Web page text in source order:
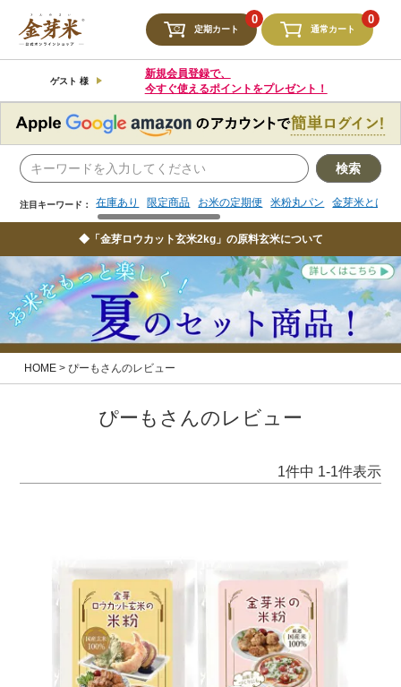
定期カート
0
通常カート
0
ゲスト 様
新規会員登録で、
今すぐ使えるポイントをプレゼント！
検索
注目キーワード： 在庫あり 限定商品 お米の定期便 米粉丸パン 金芽米とは
注目キーワード： 限定商品 お米の定期便 米粉丸パン 金芽米とは
◆「金芽ロウカット玄米2kg」の原料玄米について
HOME ぴーもさんのレビュー
ぴーもさんのレビュー
1件中 1-1件表示